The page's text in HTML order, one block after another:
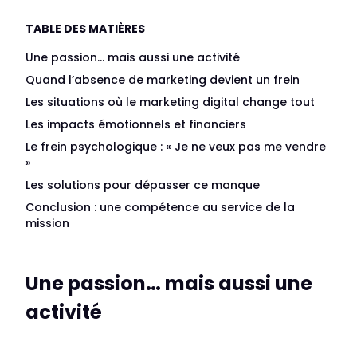
TABLE DES MATIÈRES
Une passion… mais aussi une activité
Quand l’absence de marketing devient un frein
Les situations où le marketing digital change tout
Les impacts émotionnels et financiers
Le frein psychologique : « Je ne veux pas me vendre
»
Les solutions pour dépasser ce manque
Conclusion : une compétence au service de la
mission
Une passion… mais aussi une
activité